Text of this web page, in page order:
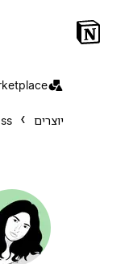
יוצרים